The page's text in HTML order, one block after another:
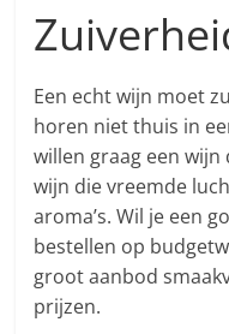
Een echt wijn moet
horen niet thuis in
willen graag een wijn
wijn die vreemde
aroma’s. Wil je een
bestellen op
groot aanbod
prijzen.